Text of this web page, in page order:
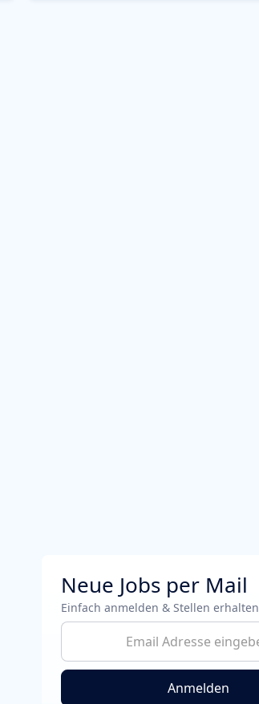
Neue Jobs per Mail
Einfach anmelden & Stellen erhalten